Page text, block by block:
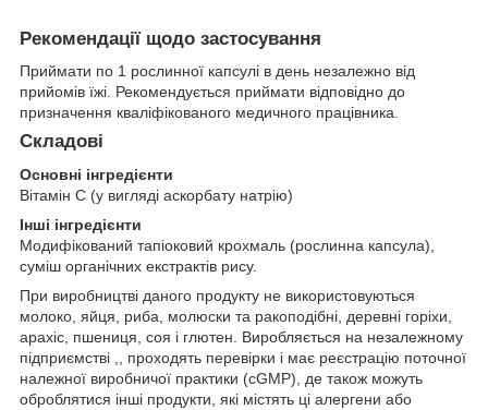
Рекомендації щодо застосування
Приймати по 1 рослинної капсулі в день незалежно від
прийомів їжі. Рекомендується приймати відповідно до
призначення кваліфікованого медичного працівника.
Складові
Основні інгредієнти
Вітамін С (у вигляді аскорбату натрію)
Інші інгредієнти
Модифікований тапіоковий крохмаль (рослинна капсула),
суміш органічних екстрактів рису.
При виробництві даного продукту не використовуються
молоко, яйця, риба, молюски та ракоподібні, деревні горіхи,
арахіс, пшениця, соя і глютен. Виробляється на незалежному
підприємстві ,, проходять перевірки і має реєстрацію поточної
належної виробничої практики (cGMP), де також можуть
оброблятися інші продукти, які містять ці алергени або